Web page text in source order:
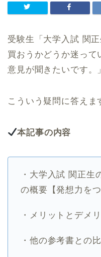
受験生「大学入試 関
買おうかどうか迷って
意見が聞きたいです。」
こういう疑問に答えま
本記事の内容
・大学入試 関正生
の概要【発想力をつ
・メリットとデメ
・他の参考書との